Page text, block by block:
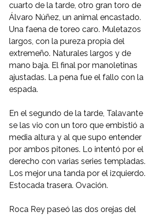
cuarto de la tarde, otro gran toro de
Álvaro Núñez, un animal encastado.
Una faena de toreo caro. Muletazos
largos, con la pureza propia del
extremeño. Naturales largos y de
mano baja. El final por manoletinas
ajustadas. La pena fue el fallo con la
espada.
En el segundo de la tarde, Talavante
se las vio con un toro que embistió a
media altura y al que supo entender
por ambos pitones. Lo intentó por el
derecho con varias series templadas.
Los mejor una tanda por el izquierdo.
Estocada trasera. Ovación.
Roca Rey paseó las dos orejas del